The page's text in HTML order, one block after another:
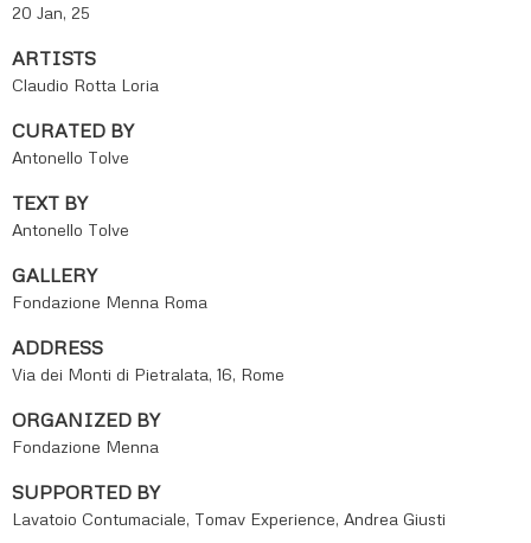
20 Jan, 25
ARTISTS
Claudio Rotta Loria
CURATED BY
Antonello Tolve
TEXT BY
Antonello Tolve
GALLERY
Fondazione Menna Roma
ADDRESS
Via dei Monti di Pietralata, 16, Rome
ORGANIZED BY
Fondazione Menna
SUPPORTED BY
Lavatoio Contumaciale, Tomav Experience, Andrea Giusti